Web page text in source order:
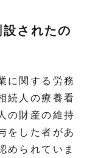
されたの
に関する労務
続人の療養看
の財産の維持
をした者があ
められていま